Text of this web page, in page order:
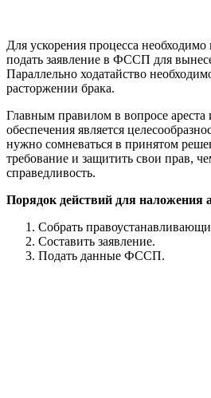
Для ускорения процесса
подать заявление в ФССП для
Параллельно ходатайство
расторжении брака.
Главным правилом в вопросе ареста
обеспечения является
нужно сомневаться в принятом
требование и защитить свои прав,
справедливость.
Порядок действий для наложения
Собрать
Составить заявление.
Подать данные ФССП.